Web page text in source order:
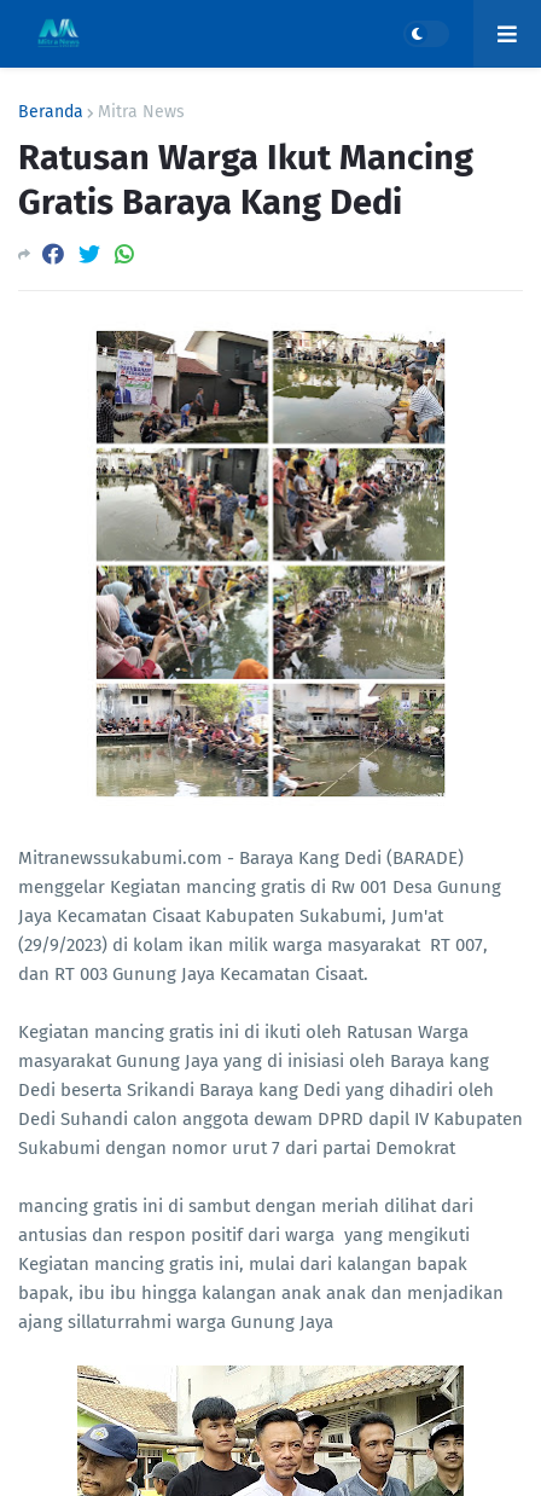
Beranda Mitra News
Ratusan Warga Ikut Mancing
Gratis Baraya Kang Dedi
Mitranewssukabumi.com - Baraya Kang Dedi (BARADE)
menggelar Kegiatan mancing gratis di Rw 001 Desa Gunung
Jaya Kecamatan Cisaat Kabupaten Sukabumi, Jum'at
(29/9/2023) di kolam ikan milik warga masyarakat RT 007,
dan RT 003 Gunung Jaya Kecamatan Cisaat.
Kegiatan mancing gratis ini di ikuti oleh Ratusan Warga
masyarakat Gunung Jaya yang di inisiasi oleh Baraya kang
Dedi beserta Srikandi Baraya kang Dedi yang dihadiri oleh
Dedi Suhandi calon anggota dewam DPRD dapil IV Kabupaten
Sukabumi dengan nomor urut 7 dari partai Demokrat
mancing gratis ini di sambut dengan meriah dilihat dari
antusias dan respon positif dari warga yang mengikuti
Kegiatan mancing gratis ini, mulai dari kalangan bapak
bapak, ibu ibu hingga kalangan anak anak dan menjadikan
ajang sillaturrahmi warga Gunung Jaya